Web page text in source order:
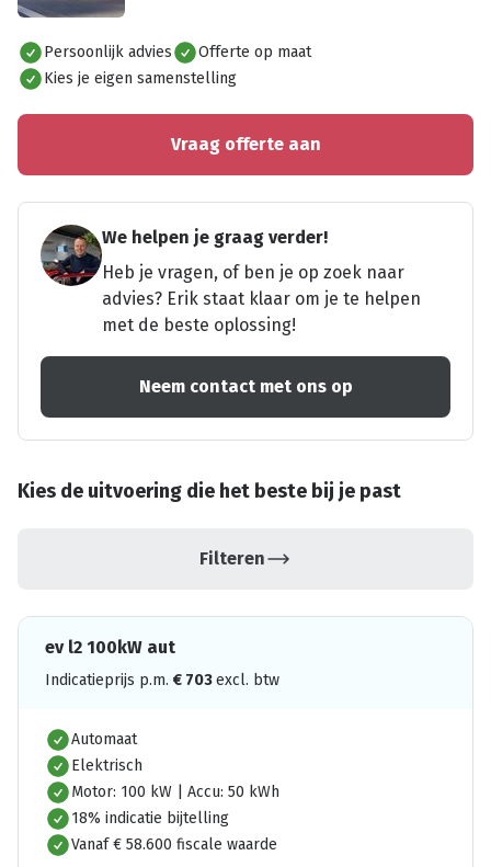
Alles bekijken
Persoonlijk advies
Offerte op maat
Kies je eigen samenstelling
Vraag offerte aan
We helpen je graag verder!
Heb je vragen, of ben je op zoek naar
advies? Erik staat klaar om je te helpen
met de beste oplossing!
Neem contact met ons op
Kies de uitvoering die het beste bij je past
Filteren
ev l2 100kW aut
Indicatieprijs p.m. € 703excl. btw
Automaat
Elektrisch
Motor: 100 kW | Accu: 50 kWh
18% indicatie bijtelling
Vanaf € 58.600 fiscale waarde